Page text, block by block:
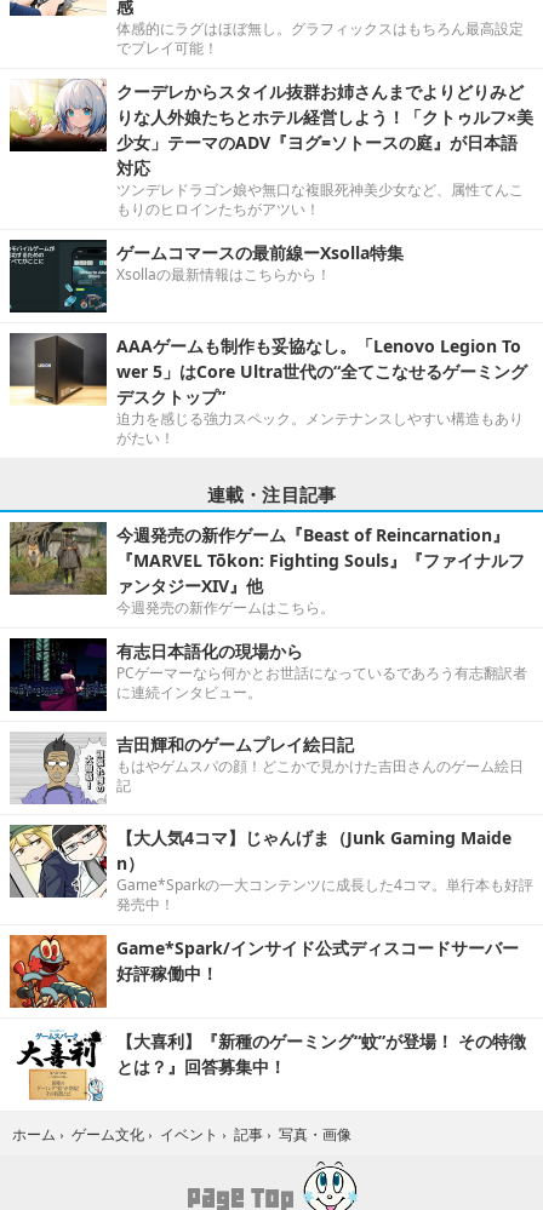
感
体感的にラグはほぼ無し。グラフィックスはもちろん最高設定
でプレイ可能！
クーデレからスタイル抜群お姉さんまでよりどりみど
りな人外娘たちとホテル経営しよう！「クトゥルフ×美
少女」テーマのADV『ヨグ=ソトースの庭』が日本語
対応
ツンデレドラゴン娘や無口な複眼死神美少女など、属性てんこ
もりのヒロインたちがアツい！
ゲームコマースの最前線ーXsolla特集
Xsollaの最新情報はこちらから！
AAAゲームも制作も妥協なし。「Lenovo Legion To
wer 5」はCore Ultra世代の“全てこなせるゲーミング
デスクトップ”
迫力を感じる強力スペック。メンテナンスしやすい構造もあり
がたい！
連載・注目記事
今週発売の新作ゲーム『Beast of Reincarnation』
『MARVEL Tōkon: Fighting Souls』『ファイナルフ
ァンタジーXIV』他
今週発売の新作ゲームはこちら。
有志日本語化の現場から
PCゲーマーなら何かとお世話になっているであろう有志翻訳者
に連続インタビュー。
吉田輝和のゲームプレイ絵日記
もはやゲムスパの顔！どこかで見かけた吉田さんのゲーム絵日
記
【大人気4コマ】じゃんげま（Junk Gaming Maide
n）
Game*Sparkの一大コンテンツに成長した4コマ。単行本も好評
発売中！
Game*Spark/インサイド公式ディスコードサーバー
好評稼働中！
【大喜利】『新種のゲーミング“蚊”が登場！ その特徴
とは？』回答募集中！
ホーム › ゲーム文化 › イベント › 記事 › 写真・画像